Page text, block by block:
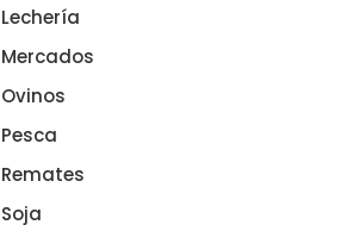
Lechería
Mercados
Ovinos
Pesca
Remates
Soja